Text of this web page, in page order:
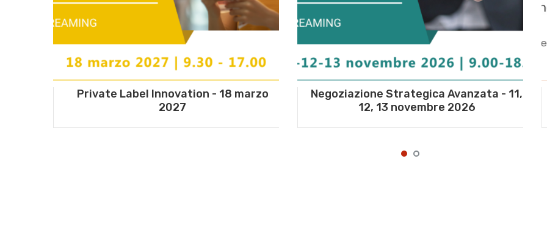
Private Label Innovation - 18 marzo
2027
Negoziazione Strategica Avanzata - 11,
12, 13 novembre 2026